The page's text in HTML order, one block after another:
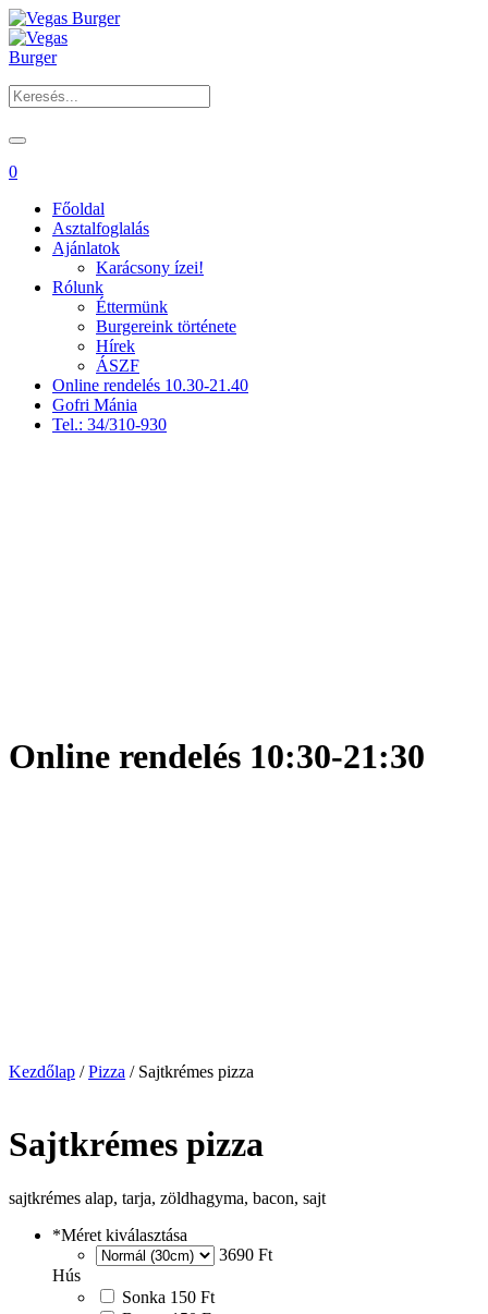
0
Főoldal
Asztalfoglalás
Ajánlatok
Karácsony ízei!
Rólunk
Éttermünk
Burgereink története
Hírek
ÁSZF
Online rendelés 10.30-21.40
Gofri Mánia
Tel.: 34/310-930
Online rendelés 10:30-21:30
Kezdőlap /Pizza / Sajtkrémes pizza
Sajtkrémes pizza
sajtkrémes alap, tarja, zöldhagyma, bacon, sajt
*Méret kiválasztása
3690 Ft
Hús
Sonka 150 Ft